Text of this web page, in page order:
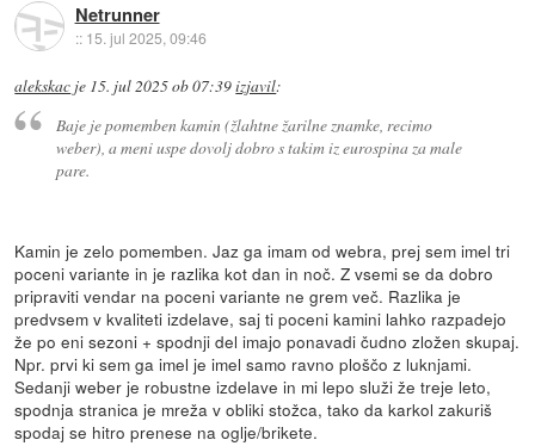
Netrunner
:: 15. jul 2025, 09:46
alekskac je 15. jul 2025 ob 07:39izjavil:
Baje je pomemben kamin (žlahtne žarilne znamke, recimo
weber), a meni uspe dovolj dobro s takim iz eurospina za male
pare.
Kamin je zelo pomemben. Jaz ga imam od webra, prej sem imel tri
poceni variante in je razlika kot dan in noč. Z vsemi se da dobro
pripraviti vendar na poceni variante ne grem več. Razlika je
predvsem v kvaliteti izdelave, saj ti poceni kamini lahko razpadejo
že po eni sezoni + spodnji del imajo ponavadi čudno zložen skupaj.
Npr. prvi ki sem ga imel je imel samo ravno ploščo z luknjami.
Sedanji weber je robustne izdelave in mi lepo služi že treje leto,
spodnja stranica je mreža v obliki stožca, tako da karkol zakuriš
spodaj se hitro prenese na oglje/brikete.